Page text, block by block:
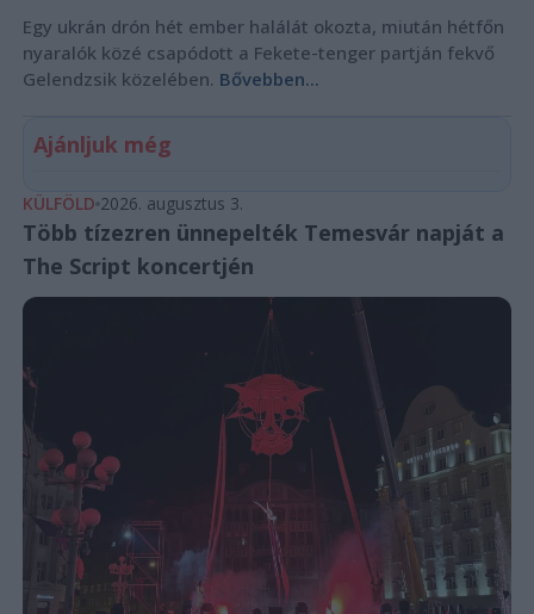
Egy ukrán drón hét ember halálát okozta, miután hétfőn
nyaralók közé csapódott a Fekete-tenger partján fekvő
Gelendzsik közelében. Bővebben...
Ajánljuk még
KÜLFÖLD 2026. augusztus 3.
Több tízezren ünnepelték Temesvár napját a
The Script koncertjén